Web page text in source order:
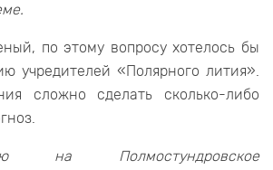
по этому вопросу хотелось бы
учредителей «Полярного лития».
сложно сделать сколько-либо
на Полмостундровское